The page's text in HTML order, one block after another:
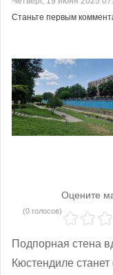
Станьте первым
Оцените
(0 голосов)
Подпорная стена
Кюстендиле